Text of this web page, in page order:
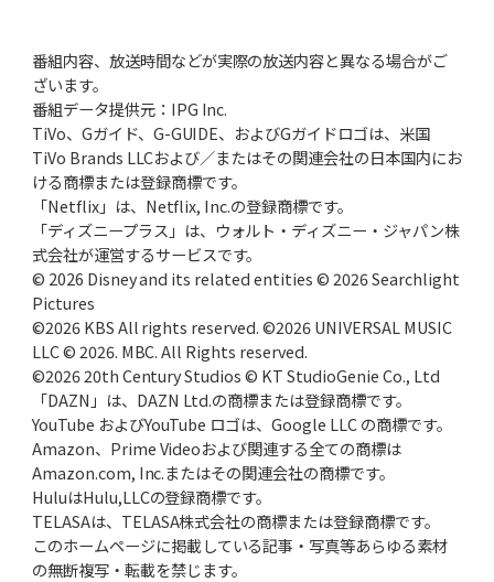
番組内容、放送時間などが実際の放送内容と異なる場合がご
ざいます。
番組データ提供元：IPG Inc.
TiVo、Gガイド、G-GUIDE、およびGガイドロゴは、米国
TiVo Brands LLCおよび／またはその関連会社の日本国内にお
ける商標または登録商標です。
「Netflix」は、Netflix, Inc.の登録商標です。
「ディズニープラス」は、ウォルト・ディズニー・ジャパン株
式会社が運営するサービスです。
© 2026 Disney and its related entities © 2026 Searchlight
Pictures
©2026 KBS All rights reserved. ©2026 UNIVERSAL MUSIC
LLC © 2026. MBC. All Rights reserved.
©2026 20th Century Studios © KT StudioGenie Co., Ltd
「DAZN」は、DAZN Ltd.の商標または登録商標です。
YouTube およびYouTube ロゴは、Google LLC の商標です。
Amazon、Prime Videoおよび関連する全ての商標は
Amazon.com, Inc.またはその関連会社の商標です。
HuluはHulu,LLCの登録商標です。
TELASAは、TELASA株式会社の商標または登録商標です。
このホームページに掲載している記事・写真等あらゆる素材
の無断複写・転載を禁じます。